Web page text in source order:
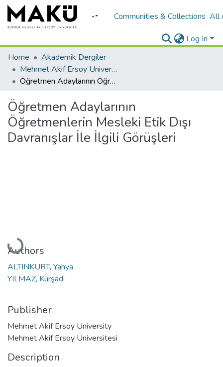
Communities & Collections All
Log In
Home
Akademik Dergiler
Mehmet Akif Ersoy University Journal of Education Faculty
Öğretmen Adaylarının Öğretmenlerin Mesleki Etik Dışı Davranışlar İle İlgili Görüşleri
Öğretmen Adaylarının
Öğretmenlerin Mesleki Etik Dışı
Davranışlar İle İlgili Görüşleri
Loading...
Authors
ALTINKURT, Yahya
YILMAZ, Kürşad
Publisher
Mehmet Akif Ersoy University
Mehmet Akif Ersoy Üniversitesi
Description